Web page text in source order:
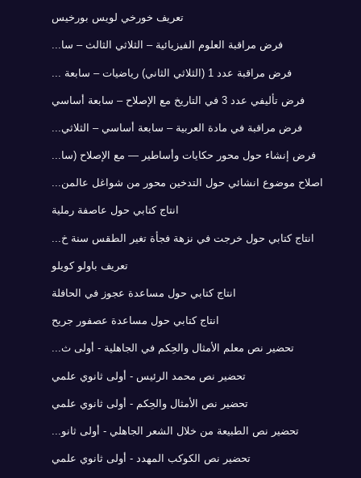
تعريف خورخي لويس بورخيس
فرض مراقبة العلوم الفيزيائية – الثلاثي الثالث – سا...
فرض مراقبة عدد 1 (الثلاثي الثاني) رياضيات – سابعة ...
فرض تأليفي عدد 3 في التاريخ مع الإصلاح – سابعة أساسي
فرض مراقبة في مادة العربية – سابعة أساسي – الثلاثي...
فرض إنشاء حول محور حكايات وأساطير — مع الإصلاح (سا...
اصلاح موضوع انشائي حول التدخين محور من شواغل عالمن...
انتاج كتابي حول عاصفة رملية
انتاج كتابي حول خرجت في نزهة فجأة تغير الطقس سنة خ...
تعريف باولو كويلو
انتاج كتابي حول مساعدة عجوز في الحافلة
انتاج كتابي حول مساعدة عصفور جريح
تحضير نص معلم الأمثال والحِكم في الجاهلية - أولى ث...
تحضير نص محمد الرئيس - أولى ثانوي علمي
تحضير نص الأمثال والحِكم - أولى ثانوي علمي
تحضير نص الطبيعة من خلال الشعر الجاهلي - أولى ثانو...
تحضير نص الكوكب المهدد - أولى ثانوي علمي